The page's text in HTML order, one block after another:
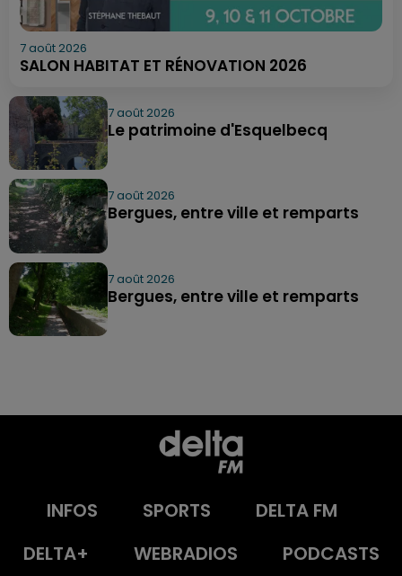
7 août 2026
SALON HABITAT ET RÉNOVATION 2026
7 août 2026
Le patrimoine d'Esquelbecq
7 août 2026
Bergues, entre ville et remparts
7 août 2026
Bergues, entre ville et remparts
INFOS SPORTS
DELTA FM
DELTA+
WEBRADIOS PODCASTS